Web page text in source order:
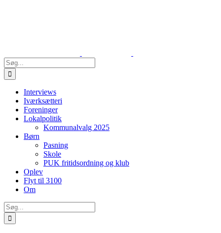
Søg
efter:
Interviews
Iværksætteri
Foreninger
Lokalpolitik
Kommunalvalg 2025
Børn
Pasning
Skole
PUK fritidsordning og klub
Oplev
Flyt til 3100
Om
Søg
efter: